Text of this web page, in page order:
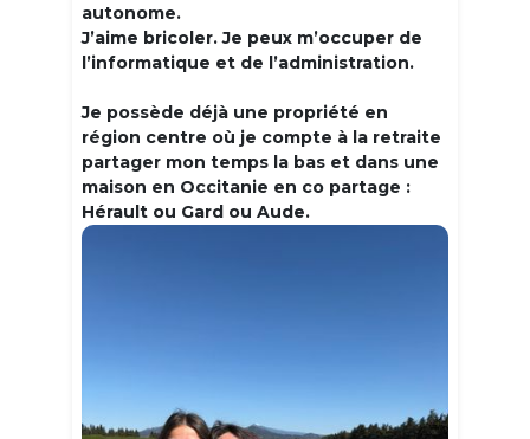
autonome.
J’aime bricoler. Je peux m’occuper de
l’informatique et de l’administration.
Je possède déjà une propriété en
région centre où je compte à la retraite
partager mon temps la bas et dans une
maison en Occitanie en co partage :
Hérault ou Gard ou Aude.